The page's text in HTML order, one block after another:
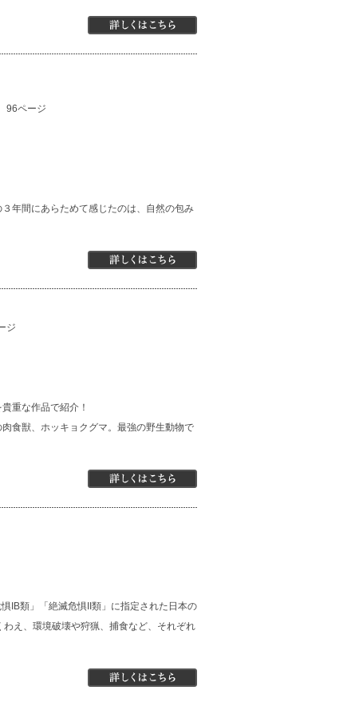
96ページ
年間にあらためて感じたのは、自然の包み
ジ
重な作品で紹介！
食獣、ホッキョクグマ。最強の野生動物で
IB類」「絶滅危惧II類」に指定された日本の
え、環境破壊や狩猟、捕食など、それぞれ